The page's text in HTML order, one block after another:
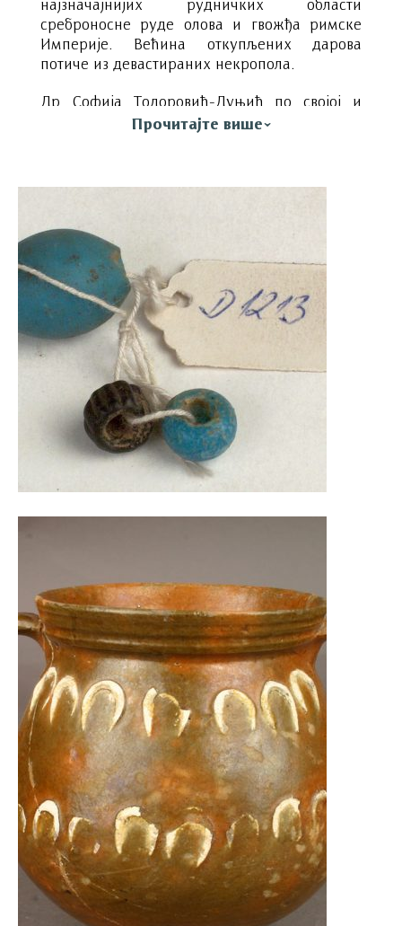
најзначајнијих рудничких области
среброносне руде олова и гвожђа римске
Империје. Већина откупљених дарова
потиче из девастираних некропола.
Др Софија Тодоровић-Дуњић по својој и
жељи покојног супруга др Милојка Дуњића,
период од 1. до 4. века, односно у време
интензивне експоатације космајских
рудника. Сматра се да већина потиче из
гробова девастираних некропола између
Стојника, Баба, Губеревца и Парцана.
Поклони из Збирке-легата Дуњић,
керамичке, стаклене посуде, светиљке,
тоалетни прибор, медицински и
фармацеутски инструменти, накит, делови
војне опреме, махом су производ локалних
радионица рађени по узору на импортоване
примерке. Од великог су значаја за даља
истраживања космополитске космајске
области, употпуњујући наша сазнања о свим
Кустос: др Мирјана Глумац, музејски
саветник
m.glumac@narodnimuzej.rs
Прочитајте више